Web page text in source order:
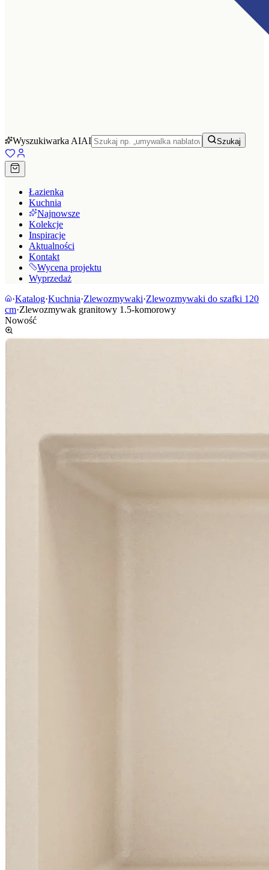
Wyszukiwarka AIAI Szukaj
Łazienka
Kuchnia
Najnowsze
Kolekcje
Inspiracje
Aktualności
Kontakt
Wycena projektu
Wyprzedaż
·Katalog·Kuchnia·Zlewozmywaki·Zlewozmywaki do szafki 120
cm·Zlewozmywak granitowy 1.5-komorowy
Nowość